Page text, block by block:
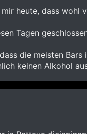
heute, dass wohl
Tagen
die meisten
keinen Alkohol